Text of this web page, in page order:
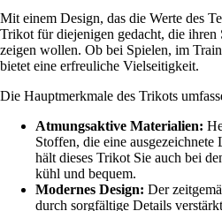
Mit einem Design, das die Werte des
Trikot für diejenigen gedacht, die ihren
zeigen wollen. Ob bei Spielen, im
bietet eine erfreuliche Vielseitigkeit.
Die Hauptmerkmale des Trikots
Atmungsaktive Materialien:
Stoffen, die eine
hält dieses Trikot Sie auch bei
kühl und bequem.
Modernes Design: Der
durch sorgfältige Details